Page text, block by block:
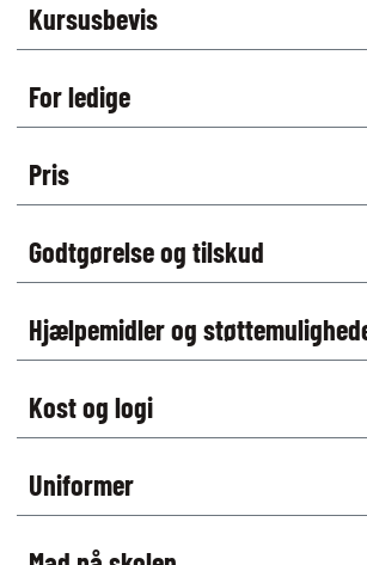
Kursusbevis
For ledige
Pris
Godtgørelse og tilskud
Hjælpemidler og
Kost og logi
Uniformer